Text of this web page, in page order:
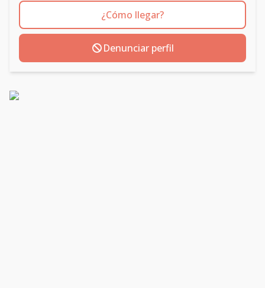
¿Cómo llegar?
Denunciar perfil